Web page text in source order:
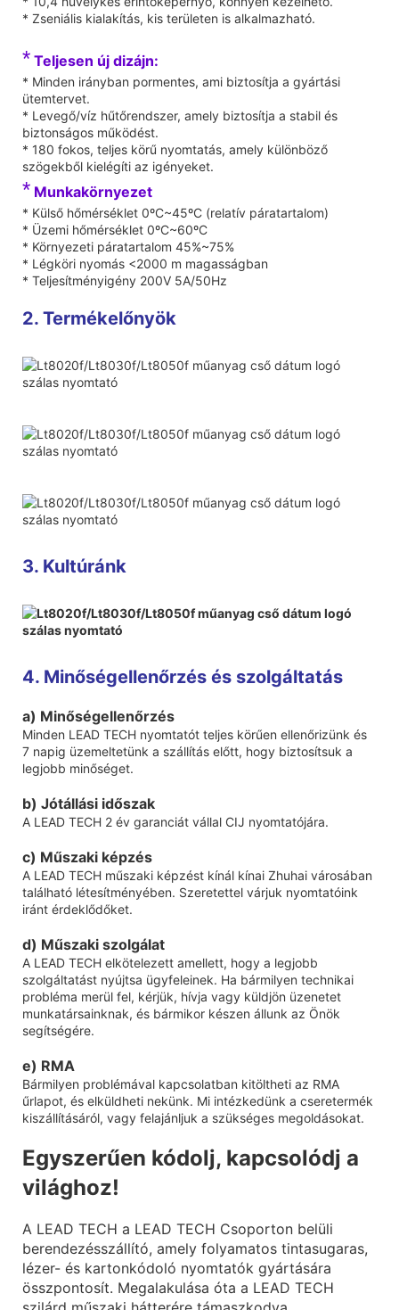
* Zseniális kialakítás, kis területen is alkalmazható.
* Teljesen új dizájn:
* Minden irányban pormentes, ami biztosítja a gyártási
ütemtervet.
* Levegő/víz hűtőrendszer, amely biztosítja a stabil és
biztonságos működést.
* 180 fokos, teljes körű nyomtatás, amely különböző
szögekből kielégíti az igényeket.
* Munkakörnyezet
* Külső hőmérséklet 0ºC~45ºC (relatív páratartalom)
* Üzemi hőmérséklet 0ºC~60ºC
* Környezeti páratartalom 45%~75%
* Légköri nyomás <2000 m magasságban
* Teljesítményigény 200V 5A/50Hz
2. Termékelőnyök
3. Kultúránk
4. Minőségellenőrzés és szolgáltatás
a) Minőségellenőrzés
Minden LEAD TECH nyomtatót teljes körűen ellenőrizünk és
7 napig üzemeltetünk a szállítás előtt, hogy biztosítsuk a
legjobb minőséget.
b) Jótállási időszak
A LEAD TECH 2 év garanciát vállal CIJ nyomtatójára.
c) Műszaki képzés
A LEAD TECH műszaki képzést kínál kínai Zhuhai városában
található létesítményében. Szeretettel várjuk nyomtatóink
iránt érdeklődőket.
d) Műszaki szolgálat
A LEAD TECH elkötelezett amellett, hogy a legjobb
szolgáltatást nyújtsa ügyfeleinek. Ha bármilyen technikai
probléma merül fel, kérjük, hívja vagy küldjön üzenetet
munkatársainknak, és bármikor készen állunk az Önök
segítségére.
e) RMA
Bármilyen problémával kapcsolatban kitöltheti az RMA
űrlapot, és elküldheti nekünk. Mi intézkedünk a cseretermék
kiszállításáról, vagy felajánljuk a szükséges megoldásokat.
Egyszerűen kódolj, kapcsolódj a
világhoz!
A LEAD TECH a LEAD TECH Csoporton belüli
berendezésszállító, amely folyamatos tintasugaras,
lézer- és kartonkódoló nyomtatók gyártására
összpontosít. Megalakulása óta a LEAD TECH